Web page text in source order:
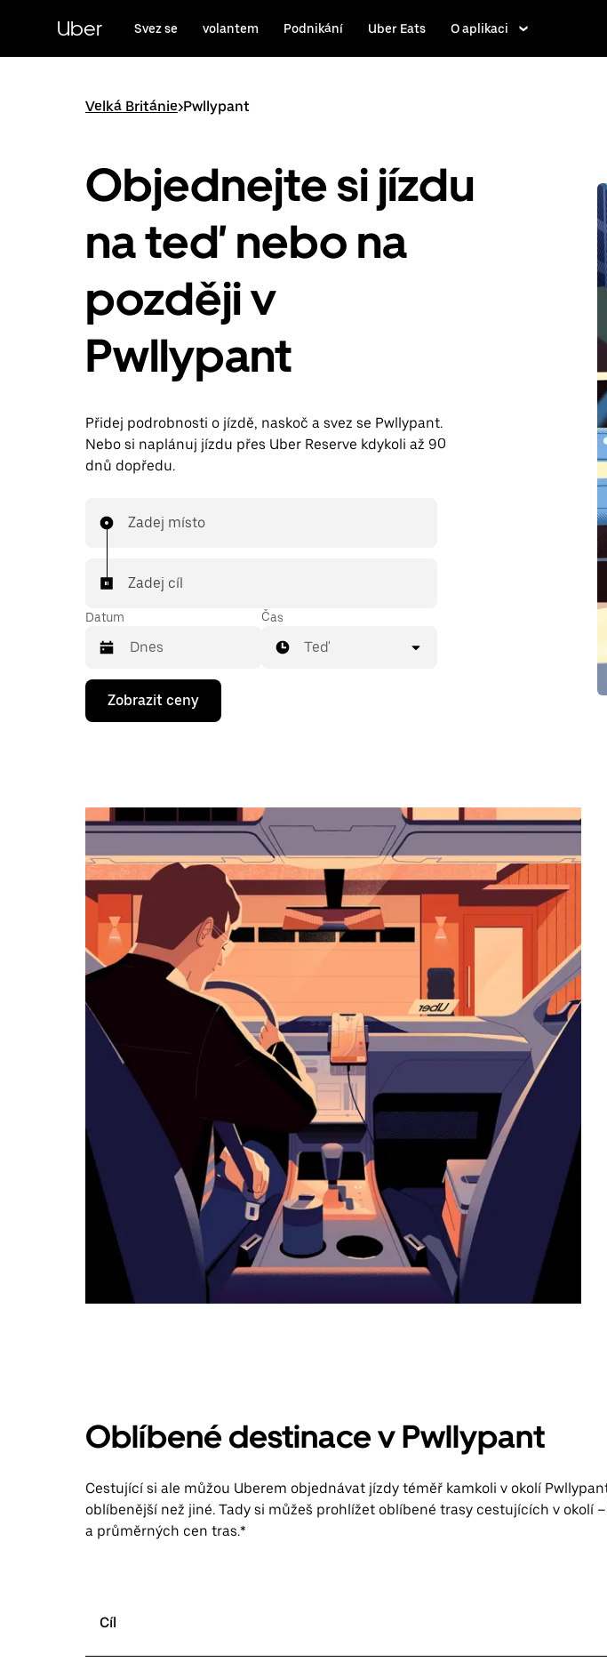
obsah
Uber Svez se volantem Podnikání Uber Eats O aplikaci
Velká Británie>Pwllypant
Objednejte si jízdu
na teď nebo na
později v
Pwllypant
Přidej podrobnosti o jízdě, naskoč a svez se Pwllypant.
Nebo si naplánuj jízdu přes Uber Reserve kdykoli až 90
dnů dopředu.
Zadej místo
Zadej cíl
Datum
Stisknutím
klávesy
se
vybrat
datum.
klávesy
Esc
zavřeš
kalendář.
Čas
Teď
Zobrazit ceny
Oblíbené destinace v Pwllypant
Cestující si ale můžou Uberem objednávat jízdy téměř kamkoli v okolí
oblíbenější než jiné. Tady si můžeš prohlížet oblíbené trasy cestujících v okolí
a průměrných cen tras.*
Cíl